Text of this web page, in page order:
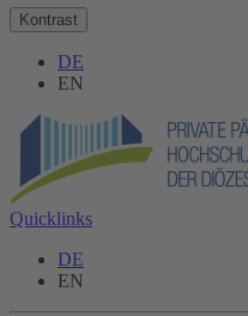
Kontrast
DE
EN
Quicklinks
DE
EN